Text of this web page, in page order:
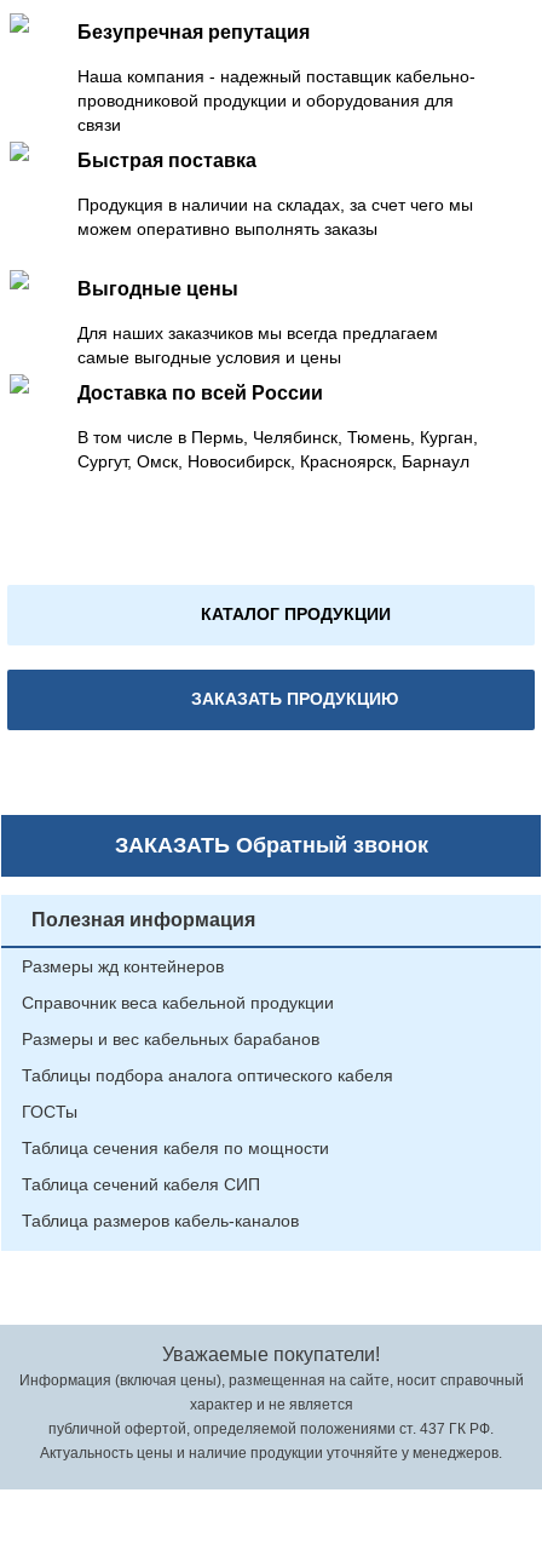
Безупречная репутация
Наша компания - надежный поставщик кабельно-
проводниковой продукции и оборудования для
связи
Быстрая поставка
Продукция в наличии на складах, за счет чего мы
можем оперативно выполнять заказы
Выгодные цены
Для наших заказчиков мы всегда предлагаем
самые выгодные условия и цены
Доставка по всей России
В том числе в Пермь, Челябинск, Тюмень, Курган,
Сургут, Омск, Новосибирск, Красноярск, Барнаул
КАТАЛОГ ПРОДУКЦИИ
ЗАКАЗАТЬ ПРОДУКЦИЮ
ЗАКАЗАТЬОбратный звонок
Полезная информация
Размеры жд контейнеров
Справочник веса кабельной продукции
Размеры и вес кабельных барабанов
Таблицы подбора аналога оптического кабеля
ГОСТы
Таблица сечения кабеля по мощности
Таблица сечений кабеля СИП
Таблица размеров кабель-каналов
Уважаемые покупатели!
Информация (включая цены), размещенная на сайте, носит справочный
характер и не является
публичной офертой, определяемой положениями ст. 437 ГК РФ.
Актуальность цены и наличие продукции уточняйте у менеджеров.